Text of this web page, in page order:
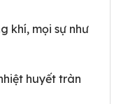
khí, mọi sự như
huyết tràn